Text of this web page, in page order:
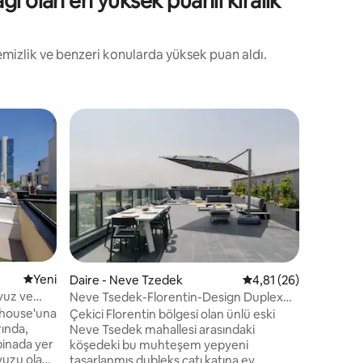
ve benzeri konularda yüksek puan aldı.
Yeni konaklama yeri
Yeni
ve
yer
olan
Daire - Neve Tzedek 5 üzerinden
4,81 (26)
Neve Tsedek-Florentin-Design Duplex
Penthouse by H
Çekici Florentin bölgesi olan ünlü eski
Neve Tsedek mahallesi arasındaki
köşedeki bu muhteşem yepyeni